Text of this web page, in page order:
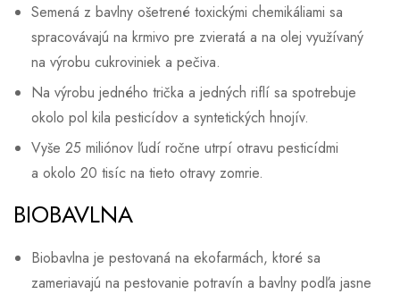
Semená z bavlny ošetrené toxickými chemikáliami sa
spracovávajú na krmivo pre zvieratá a na olej využívaný
na výrobu cukroviniek a pečiva.
Na výrobu jedného trička a jedných riflí sa spotrebuje
okolo pol kila pesticídov a syntetických hnojív.
Vyše 25 miliónov ľudí ročne utrpí otravu pesticídmi
a okolo 20 tisíc na tieto otravy zomrie.
BIOBAVLNA
Biobavlna je pestovaná na ekofarmách, ktoré sa
zameriavajú na pestovanie potravín a bavlny podľa jasne